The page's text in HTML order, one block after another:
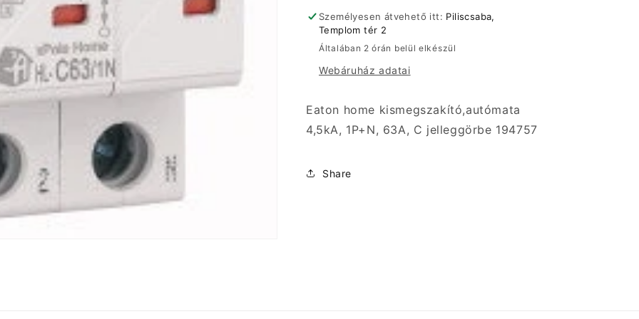
C
jelleggörbe
194757
csökkentése
C
194757
növelése
Személyesen átvehető itt: Piliscsaba,
Templom tér 2
Általában 2 órán belül elkészül
Webáruház adatai
Eaton home kismegszakító,autómata
4,5kA, 1P+N, 63A, C jelleggörbe 194757
Share